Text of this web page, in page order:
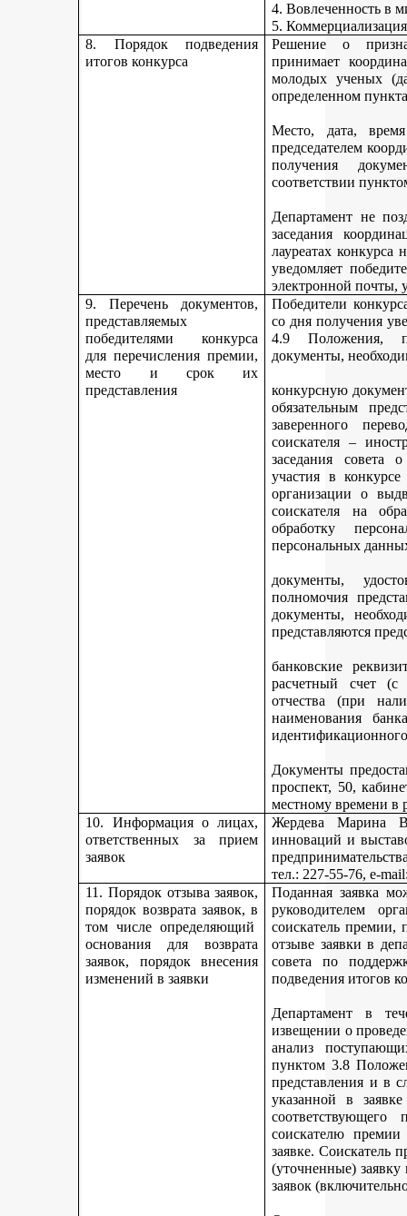
4. Вовлеченность в
5.
8. Порядок подведения
итогов конкурса
Решение о
принимает
молодых ученых
определенном
Место, дата, время
председателем
получения
соответствии
Департамент не
заседания
лауреатах
уведомляет
электронной почты,
9. Перечень документов,
представляемых
победителями конкурса
для перечисления премии,
место и срок их
представления
Победители
со дня получения
4.9 Положения,
документы,
конкурсную
обязательным
заверенного
соискателя –
заседания совета
участия в
организации о
соискателя на
обработку
персональных
документы,
полномочия
документы,
представляются
банковские
расчетный счет (с
отчества (при
наименования
Документы
проспект, 50,
местному времени в
10. Информация о лицах,
ответственных за прием
заявок
Жердева Марина
инноваций и
тел.: 227-55-76, e-
11. Порядок отзыва заявок,
порядок возврата заявок, в
том числе определяющий
основания для возврата
заявок, порядок внесения
изменений в заявки
Поданная заявка
руководителем
соискатель премии,
отзыве заявки в
совета по
подведения итогов
Департамент в
извещении о
анализ
пунктом 3.8
представления и в
указанной в
соответствующего
соискателю
заявке. Соискатель
(уточненные)
заявок